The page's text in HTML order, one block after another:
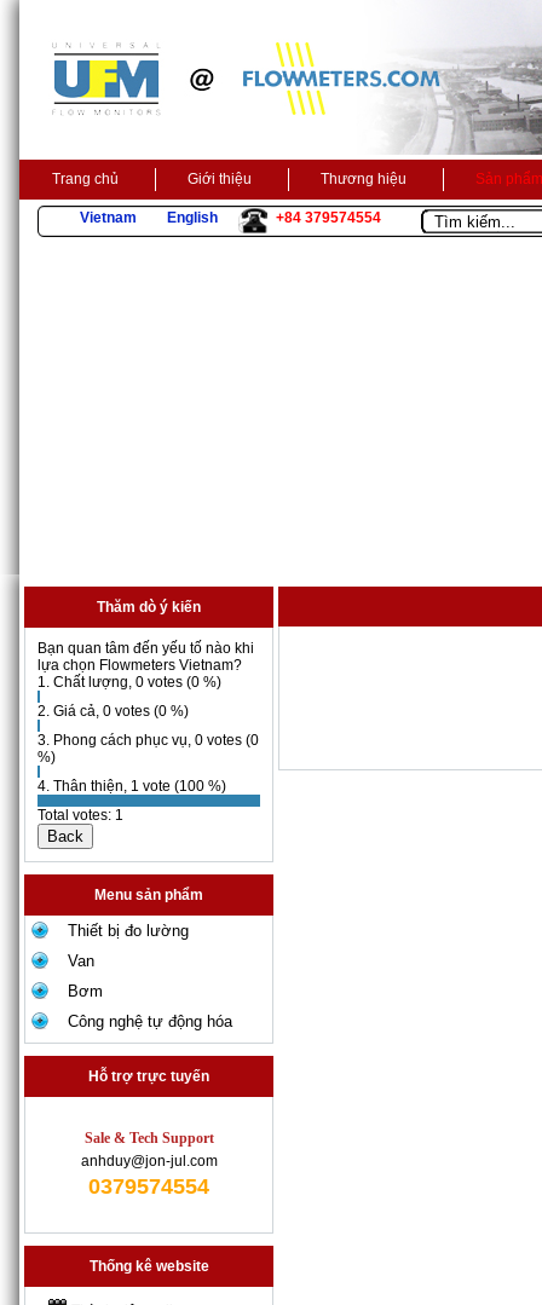
Trang chủ Giới thiệu Thương hiệu Sản phẩm
Vietnam English +84 379574554
Thăm dò ý kiến
Bạn quan tâm đến yếu tố nào khi
lựa chọn Flowmeters Vietnam?
1. Chất lượng, 0 votes (0 %)
2. Giá cả, 0 votes (0 %)
3. Phong cách phục vụ, 0 votes (0
%)
4. Thân thiện, 1 vote (100 %)
Total votes: 1
Menu sản phẩm
Thiết bị đo lường
Van
Bơm
Công nghệ tự động hóa
Hỗ trợ trực tuyến
Sale & Tech Support
anhduy@jon-jul.com
0379574554
Thống kê website